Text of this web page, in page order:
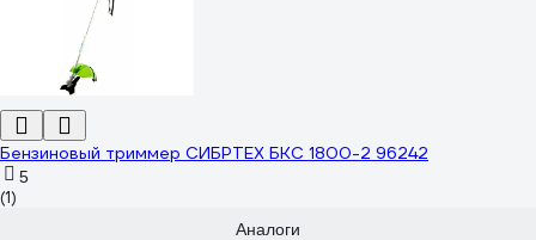
Бензиновый триммер СИБРТЕХ БКС 1800-2 96242
5
(1)
Аналоги